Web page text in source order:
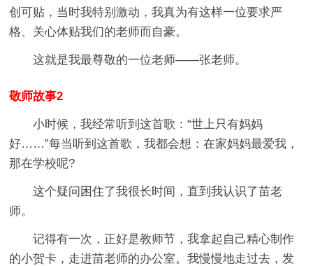
创可贴，当时我特别激动，我真为有这样一位要求严
格、关心体贴我们的老师而自豪。
这就是我最尊敬的一位老师——张老师。
敬师故事2
小时候，我经常听到这首歌：“世上只有妈妈
好……”每当听到这首歌，我都会想：在家妈妈最爱我，
那在学校呢?
这个疑问困住了我很长时间，直到我认识了苗老
师。
记得有一次，正好是教师节，我拿起自己精心制作
的小贺卡，走进苗老师的办公室。我慢慢地走过去，发